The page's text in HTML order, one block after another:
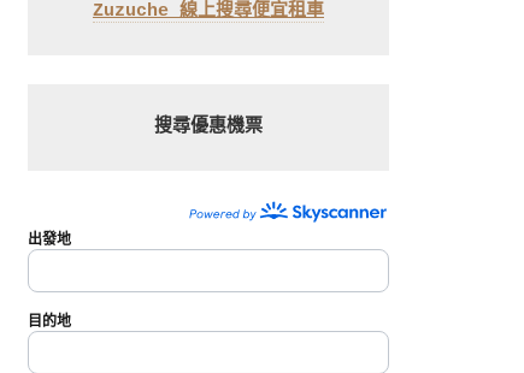
Zuzuche 線上搜尋便宜租車
搜尋優惠機票